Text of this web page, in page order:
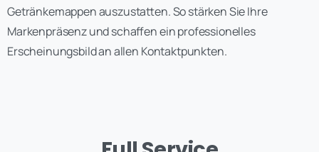
Getränkemappen auszustatten. So stärken Sie Ihre
Markenpräsenz und schaffen ein professionelles
Erscheinungsbild an allen Kontaktpunkten.